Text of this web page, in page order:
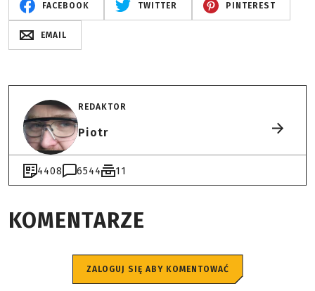
FACEBOOK TWITTER PINTEREST
EMAIL
REDAKTOR
Piotr
4408 6544 11
KOMENTARZE
ZALOGUJ SIĘ ABY KOMENTOWAĆ